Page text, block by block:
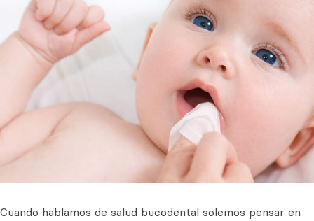
Cuando hablamos de salud bucodental solemos pensar en